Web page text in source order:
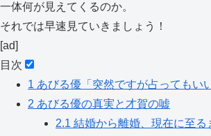
一体何が見えてくるのか。
それでは早速見ていきましょう！
[ad]
目次
1 あびる優「突然ですが占ってもい
2 あびる優の真実と才賀の嘘
2.1 結婚から離婚、現在に至る